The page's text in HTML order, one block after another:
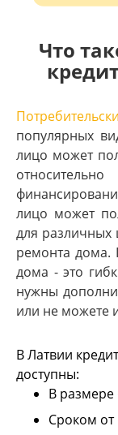
Что
популярных
лицо может
лицо может
для различных
ремонта дома.
дома - это
нужны
или не можете
В Латвии
доступны:
В размере
Сроком от